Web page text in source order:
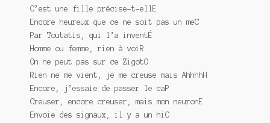
Mon admirateur de l’avent
Mon Compte
Panier
Sans retour
C’est une fille précise-t-ellE
Encore heureux que ce ne soit pas un meC
Par Toutatis, qui l’a inventÉ
Homme ou femme, rien à voiR
On ne peut pas sur ce ZigotO
Rien ne me vient, je me creuse mais AhhhhH
Encore, j’essaie de passer le caP
Creuser, encore creuser, mais mon neuronE
Envoie des signaux, il y a un hiC